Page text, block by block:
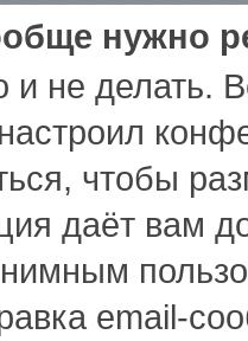
нужно
не делать.
чтобы
даёт вам
email-